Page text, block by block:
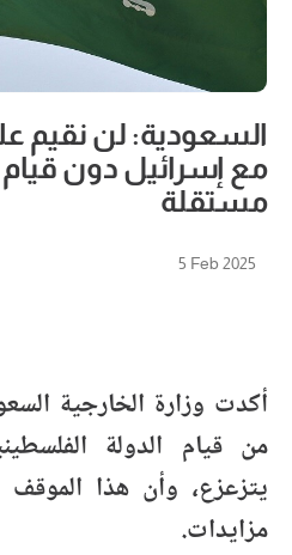
السعودية: لن نقيم
مع إسرائيل دون
مستقلة
5 Feb 2025
أكدت وزارة الخارجية
من قيام الدولة
يتزعزع، وأن هذا
مزايدات.